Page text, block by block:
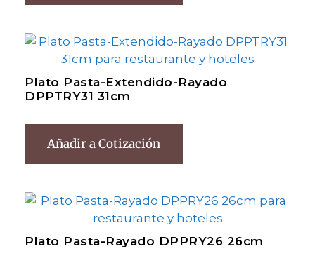
Plato Pasta-Extendido-Rayado
DPPTRY31 31cm
Añadir a Cotización
Plato Pasta-Rayado DPPRY26 26cm